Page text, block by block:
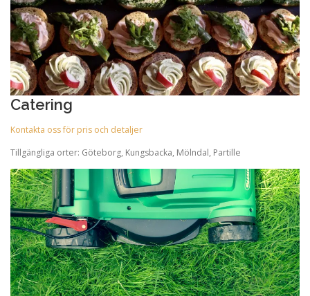
Catering
Kontakta oss för pris och detaljer
Tillgängliga orter: Göteborg, Kungsbacka, Mölndal, Partille